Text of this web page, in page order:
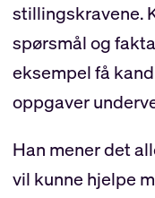
stillingskravene.
spørsmål og
eksempel få
oppgaver
Han mener det
vil kunne hjelpe